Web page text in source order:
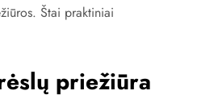
Štai praktiniai
priežiūra